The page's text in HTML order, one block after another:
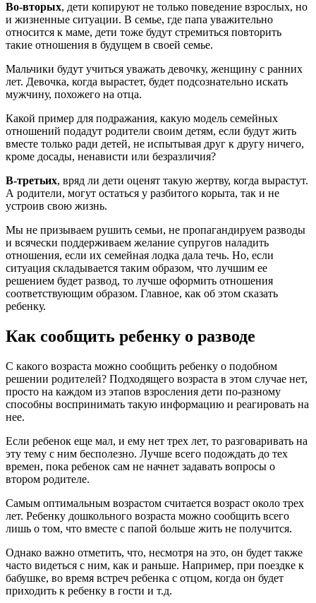
Во-вторых, дети копируют не только поведение взрослых, но
и жизненные ситуации. В семье, где папа уважительно
относится к маме, дети тоже будут стремиться повторить
такие отношения в будущем в своей семье.
Мальчики будут учиться уважать девочку, женщину с ранних
лет. Девочка, когда вырастет, будет подсознательно искать
мужчину, похожего на отца.
Какой пример для подражания, какую модель семейных
отношений подадут родители своим детям, если будут жить
вместе только ради детей, не испытывая друг к другу ничего,
кроме досады, ненависти или безразличия?
В-третьих, вряд ли дети оценят такую жертву, когда вырастут.
А родители, могут остаться у разбитого корыта, так и не
устроив свою жизнь.
Мы не призываем рушить семьи, не пропагандируем разводы
и всячески поддерживаем желание супругов наладить
отношения, если их семейная лодка дала течь. Но, если
ситуация складывается таким образом, что лучшим ее
решением будет развод, то лучше оформить отношения
соответствующим образом. Главное, как об этом сказать
ребенку.
Как сообщить ребенку о разводе
С какого возраста можно сообщить ребенку о подобном
решении родителей? Подходящего возраста в этом случае нет,
просто на каждом из этапов взросления дети по-разному
способны воспринимать такую информацию и реагировать на
нее.
Если ребенок еще мал, и ему нет трех лет, то разговаривать на
эту тему с ним бесполезно. Лучше всего подождать до тех
времен, пока ребенок сам не начнет задавать вопросы о
втором родителе.
Самым оптимальным возрастом считается возраст около трех
лет. Ребенку дошкольного возраста можно сообщить всего
лишь о том, что вместе с папой больше жить не получится.
Однако важно отметить, что, несмотря на это, он будет также
часто видеться с ним, как и раньше. Например, при поездке к
бабушке, во время встреч ребенка с отцом, когда он будет
приходить к ребенку в гости и т.д.